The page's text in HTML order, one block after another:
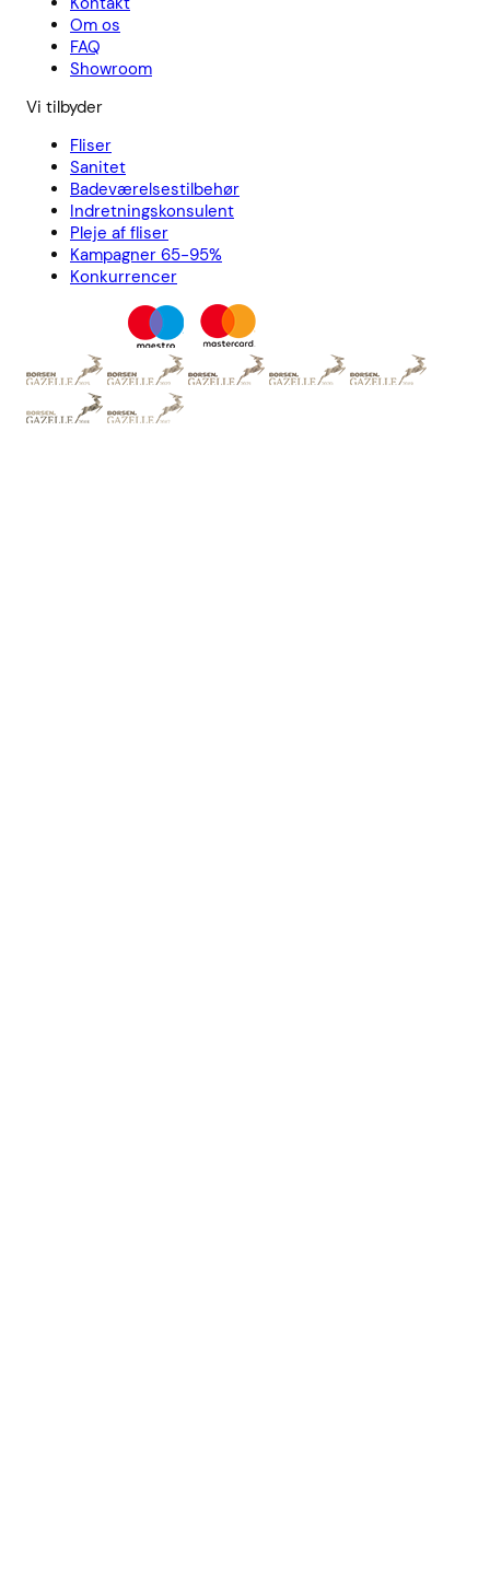
Om os
FAQ
Showroom
Vi tilbyder
Fliser
Sanitet
Badeværelsestilbehør
Indretningskonsulent
Pleje af fliser
Kampagner 65-95%
Konkurrencer